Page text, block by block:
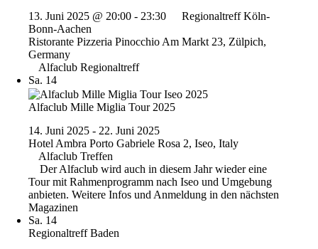
13. Juni 2025 @ 20:00 - 23:30
Regionaltreff Köln-
Bonn-Aachen
Ristorante Pizzeria Pinocchio Am Markt 23, Zülpich,
Germany
Alfaclub Regionaltreff
Sa. 14
Alfaclub Mille Miglia Tour 2025
14. Juni 2025 - 22. Juni 2025
Hotel Ambra Porto Gabriele Rosa 2, Iseo, Italy
Alfaclub Treffen
Der Alfaclub wird auch in diesem Jahr wieder eine
Tour mit Rahmenprogramm nach Iseo und Umgebung
anbieten. Weitere Infos und Anmeldung in den nächsten
Magazinen
Sa. 14
Regionaltreff Baden